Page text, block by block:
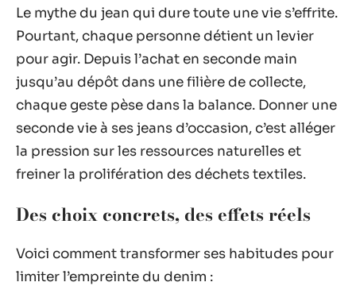
Le mythe du jean qui dure toute une vie s’effrite.
Pourtant, chaque personne détient un levier
pour agir. Depuis l’achat en seconde main
jusqu’au dépôt dans une filière de collecte,
chaque geste pèse dans la balance. Donner une
seconde vie à ses jeans d’occasion, c’est alléger
la pression sur les ressources naturelles et
freiner la prolifération des déchets textiles.
Des choix concrets, des effets réels
Voici comment transformer ses habitudes pour
limiter l’empreinte du denim :